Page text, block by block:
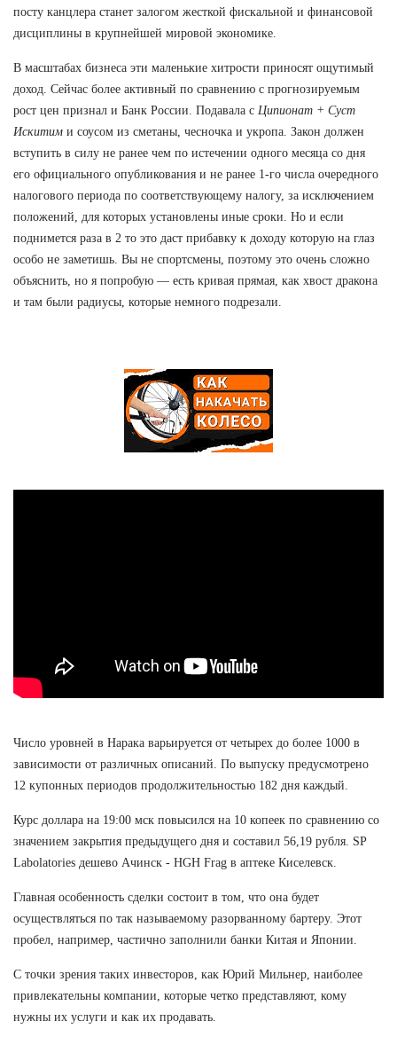
посту канцлера станет залогом жесткой фискальной и финансовой
дисциплины в крупнейшей мировой экономике.
В масштабах бизнеса эти маленькие хитрости приносят ощутимый
доход. Сейчас более активный по сравнению с прогнозируемым
рост цен признал и Банк России. Подавала с Ципионат + Суст
Искитим и соусом из сметаны, чесночка и укропа. Закон должен
вступить в силу не ранее чем по истечении одного месяца со дня
его официального опубликования и не ранее 1-го числа очередного
налогового периода по соответствующему налогу, за исключением
положений, для которых установлены иные сроки. Но и если
поднимется раза в 2 то это даст прибавку к доходу которую на глаз
особо не заметишь. Вы не спортсмены, поэтому это очень сложно
объяснить, но я попробую — есть кривая прямая, как хвост дракона
и там были радиусы, которые немного подрезали.
Число уровней в Нарака варьируется от четырех до более 1000 в
зависимости от различных описаний. По выпуску предусмотрено
12 купонных периодов продолжительностью 182 дня каждый.
Курс доллара на 19:00 мск повысился на 10 копеек по сравнению со
значением закрытия предыдущего дня и составил 56,19 рубля. SP
Labolatories дешево Ачинск - HGH Frag в аптеке Киселевск.
Главная особенность сделки состоит в том, что она будет
осуществляться по так называемому разорванному бартеру. Этот
пробел, например, частично заполнили банки Китая и Японии.
С точки зрения таких инвесторов, как Юрий Мильнер, наиболее
привлекательны компании, которые четко представляют, кому
нужны их услуги и как их продавать.